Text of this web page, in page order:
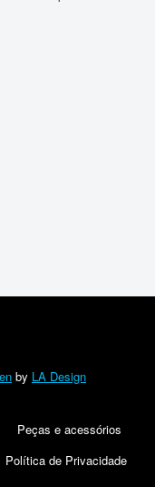
by LA Design
Peças e acessórios
Política de Privacidade